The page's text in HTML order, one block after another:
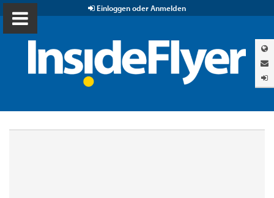
Einloggen oder Anmelden